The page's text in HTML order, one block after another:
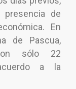
de
En
de Pascua,
sólo 22
a la